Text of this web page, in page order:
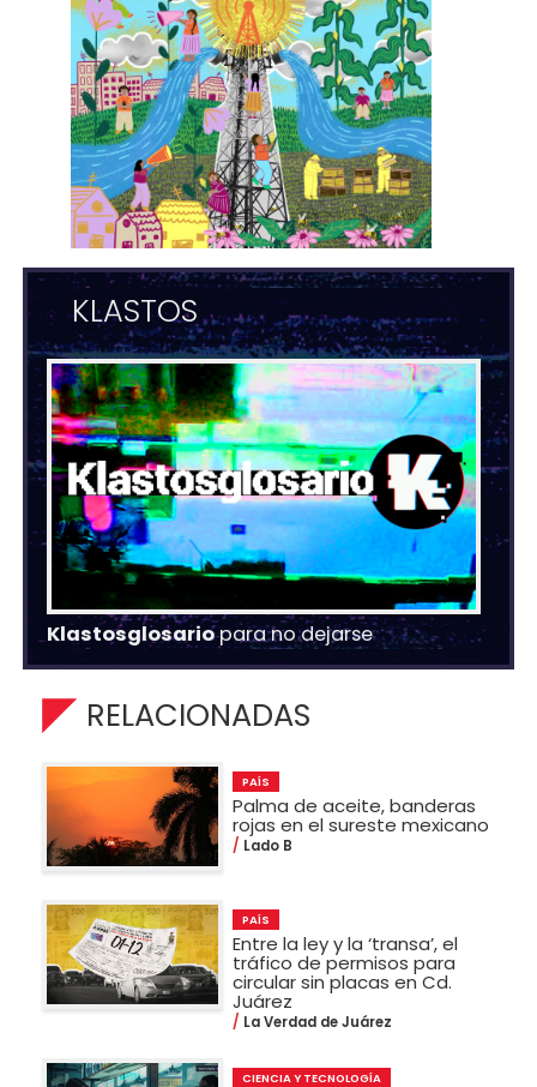
KLASTOS
Klastosglosariopara no dejarse
RELACIONADAS
PAÍS
Palma de aceite, banderas
rojas en el sureste mexicano
Lado B
PAÍS
Entre la ley y la ‘transa’, el
tráfico de permisos para
circular sin placas en Cd.
Juárez
La Verdad de Juárez
CIENCIA Y TECNOLOGÍA